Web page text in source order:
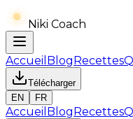
Niki Coach
Accueil BlogRecettes
Télécharger
EN
FR
Accueil BlogRecettes